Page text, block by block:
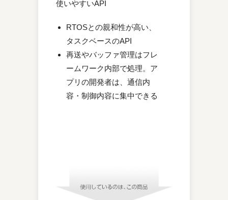
使いやすいAPI
RTOSとの親和性が高い、
タスクベースのAPI
再送やバッファ管理はフレ
ームワーク内部で処理。ア
プリの開発者は、通信内
容・制御内容に集中できる